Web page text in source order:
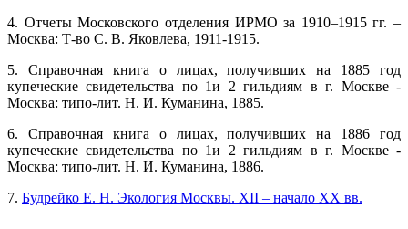
4. Отчеты Московского отделения ИРМО за 1910–1915 гг. –
Москва: Т-во С. В. Яковлева, 1911-1915.
5. Справочная книга о лицах, получивших на 1885 год
купеческие свидетельства по 1и 2 гильдиям в г. Москве -
Москва: типо-лит. Н. И. Куманина, 1885.
6. Справочная книга о лицах, получивших на 1886 год
купеческие свидетельства по 1и 2 гильдиям в г. Москве -
Москва: типо-лит. Н. И. Куманина, 1886.
7. Будрейко Е. Н. Экология Москвы. XII – начало XX вв.